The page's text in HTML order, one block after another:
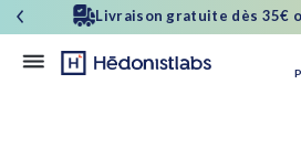
passer
contenu
Livraison gratuite dès 35€